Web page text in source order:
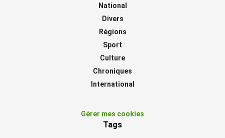
National
Divers
Régions
Sport
Culture
Chroniques
International
Gérer mes cookies
Tags